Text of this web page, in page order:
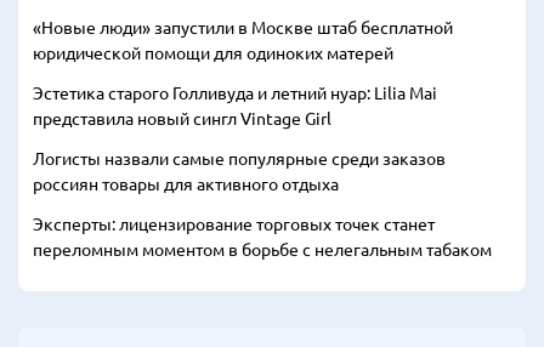
«Новые люди» запустили в Москве штаб бесплатной
юридической помощи для одиноких матерей
Эстетика старого Голливуда и летний нуар: Lilia Mai
представила новый сингл Vintage Girl
Логисты назвали самые популярные среди заказов
россиян товары для активного отдыха
Эксперты: лицензирование торговых точек станет
переломным моментом в борьбе с нелегальным табаком